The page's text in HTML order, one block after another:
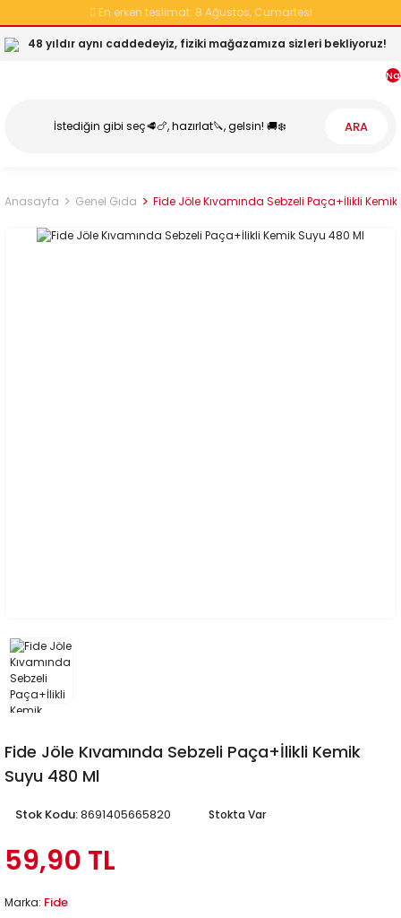
En erken teslimat: 8 Ağustos, Cumartesi
48 yıldır aynı caddedeyiz, fiziki mağazamıza sizleri bekliyoruz!
ARA
Anasayfa Genel Gıda Fide Jöle Kıvamında Sebzeli Paça+İlikli
Fide Jöle Kıvamında Sebzeli Paça+İlikli Kemik
Suyu 480 Ml
Stok Kodu:8691405665820 Stokta Var
59,90 TL
Marka: Fide